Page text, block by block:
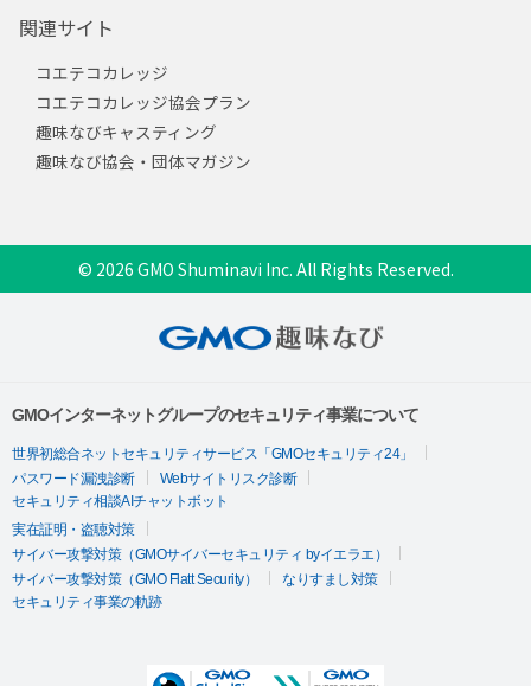
関連サイト
コエテコカレッジ
コエテコカレッジ協会プラン
趣味なびキャスティング
趣味なび協会・団体マガジン
© 2026 GMO Shuminavi Inc. All Rights Reserved.